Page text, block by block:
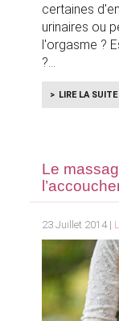
certaines
urinaires ou
l'orgasme ?
?
LIRE LA SUITE
Le
23 Juillet 2014 |